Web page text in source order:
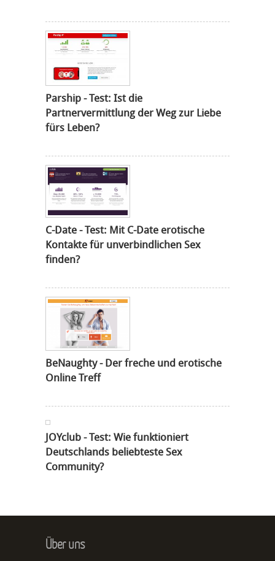
Parship - Test: Ist die
Partnervermittlung der Weg zur Liebe
fürs Leben?
C-Date - Test: Mit C-Date erotische
Kontakte für unverbindlichen Sex
finden?
BeNaughty - Der freche und erotische
Online Treff
JOYclub - Test: Wie funktioniert
Deutschlands beliebteste Sex
Community?
Über uns